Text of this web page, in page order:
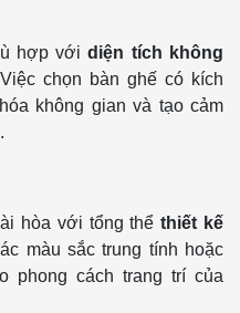
hợp vớidiện tích không
chọn bàn ghế có kích
không gian và tạo cảm
hòa với tổng thểthiết kế
màu sắc trung tính hoặc
phong cách trang trí của